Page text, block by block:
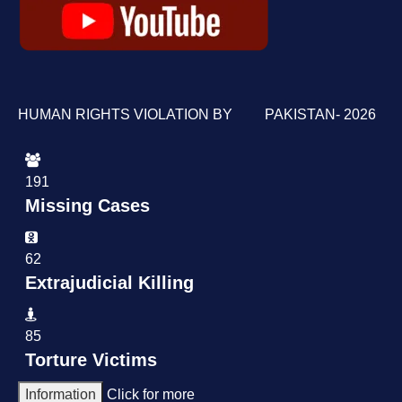
HUMAN RIGHTS VIOLATION BY PAKISTAN- 2026
191
Missing Cases
62
Extrajudicial Killing
85
Torture Victims
Click for more
Information